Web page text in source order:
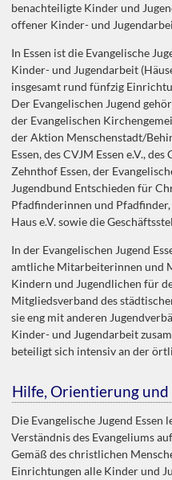
benachteiligte Kinder und
offener Kinder- und
In Essen ist die Evangelische
Kinder- und Jugendarbeit
insgesamt rund fünfzig
Der Evangelischen Jugend
der Evangelischen
der Aktion Menschenstadt/
Essen, des CVJM Essen e.V.,
Zehnthof Essen, der
Jugendbund Entschieden für
Pfadfinderinnen und
Haus e.V. sowie die
In der Evangelischen Jugend
amtliche Mitarbeiterinnen und
Kindern und Jugendlichen für
Mitgliedsverband des
sie eng mit anderen
Kinder- und Jugendarbeit
beteiligt sich intensiv an der
Hilfe, Orientierung
Die Evangelische Jugend Essen
Verständnis des Evangeliums
Gemäß des christlichen
Einrichtungen alle Kinder und